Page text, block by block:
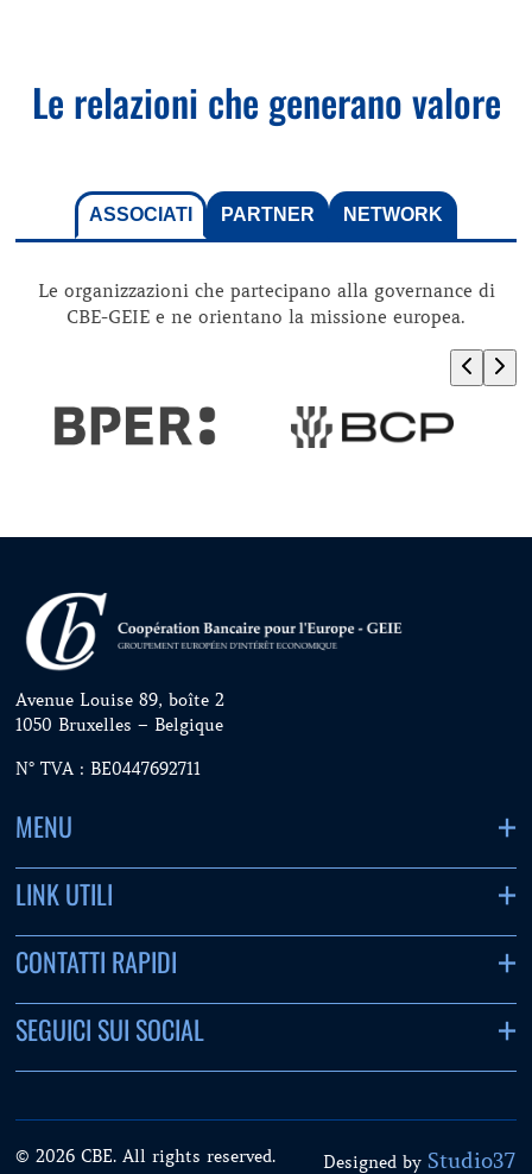
Le relazioni che generano valore
ASSOCIATI PARTNER NETWORK
Le organizzazioni che partecipano alla governance di
CBE-GEIE e ne orientano la missione europea.
Avenue Louise 89, boîte 2
1050 Bruxelles – Belgique
N° TVA : BE0447692711
MENU
LINK UTILI
CONTATTI RAPIDI
SEGUICI SUI SOCIAL
© 2026 CBE. All rights reserved. Designed by Studio37